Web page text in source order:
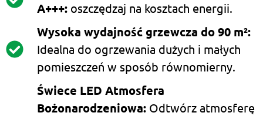
A+++:oszczędzaj na kosztach energii.
Wysoka wydajność grzewcza do 90 m²:
Idealna do ogrzewania dużych i małych
pomieszczeń w sposób równomierny.
Świece LED Atmosfera
Bożonarodzeniowa:Odtwórz atmosferę